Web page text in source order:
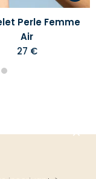
Perle Femme
Air
27 €